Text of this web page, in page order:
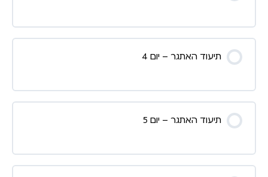
תיעוד האתגר – יום 4
תיעוד האתגר – יום 5